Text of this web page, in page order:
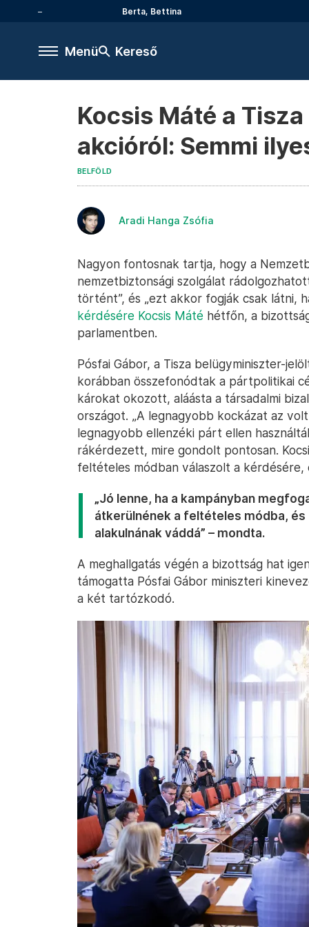
Berta, Bettina
Menü Kereső
Kocsis Máté a
akcióról: Semmi
BELFÖLD
Aradi Hanga Zsófia
Nagyon fontosnak tartja, hogy a
nemzetbiztonsági szolgálat
történt”, és „ezt akkor fogják csak látni,
kérdésére Kocsis Máté hétfőn, a
parlamentben.
Pósfai Gábor, a Tisza belügyminiszter-
korábban összefonódtak a pártpolitikai
károkat okozott, aláásta a társadalmi
országot. „A legnagyobb kockázat az
legnagyobb ellenzéki párt ellen
rákérdezett, mire gondolt pontosan.
feltételes módban válaszolt a
„Jó lenne, ha a kampányban
átkerülnének a feltételes módba,
alakulnának váddá” – mondta.
A meghallgatás végén a bizottság hat
támogatta Pósfai Gábor miniszteri
a két tartózkodó.